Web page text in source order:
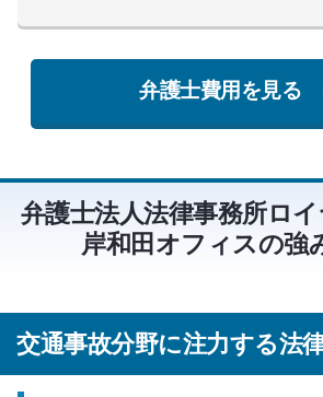
弁護士費用を見る
弁護士法人法律事務所ロ
岸和田オフィスの強
交通事故分野に注力する法